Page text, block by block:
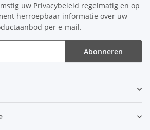
uw Privacybeleid regelmatig en op
herroepbaar informatie over uw
per e-mail.
Abonneren